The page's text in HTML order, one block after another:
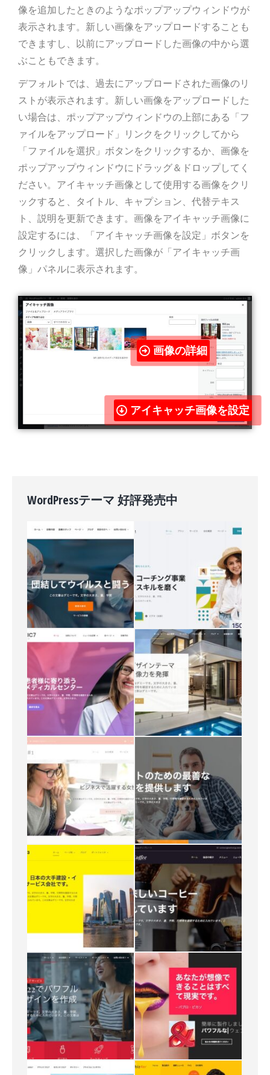
像を追加したときのようなポップアップウィンドウが
表示されます。新しい画像をアップロードすることも
できますし、以前にアップロードした画像の中から選
ぶこともできます。
デフォルトでは、過去にアップロードされた画像のリ
ストが表示されます。新しい画像をアップロードした
い場合は、ポップアップウィンドウの上部にある「フ
ァイルをアップロード」リンクをクリックしてから
「ファイルを選択」ボタンをクリックするか、画像を
ポップアップウィンドウにドラッグ＆ドロップしてく
ださい。アイキャッチ画像として使用する画像をクリ
ックすると、タイトル、キャプション、代替テキス
ト、説明を更新できます。画像をアイキャッチ画像に
設定するには、「アイキャッチ画像を設定」ボタンを
クリックします。選択した画像が「アイキャッチ画
像」パネルに表示されます。
画像の詳細
アイキャッチ画像を設定
WordPressテーマ 好評発売中